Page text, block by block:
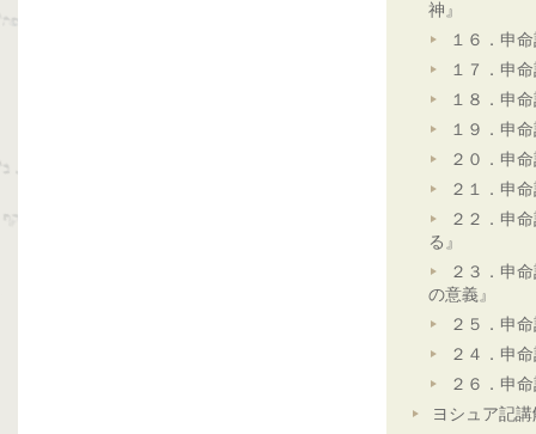
神』
１６．申
１７．申
１８．申
１９．申
２０．申
２１．申
２２．申
る』
２３．申
の意義』
２５．申
２４．申
２６．申
ヨシュア記講